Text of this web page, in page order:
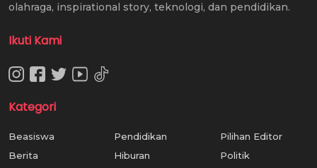
olahraga, inspirational story, teknologi, dan pendidikan.
Ikuti Kami
Kategori
Beasiswa
Berita
Pendidikan
Hiburan
Pilihan Editor
Politik